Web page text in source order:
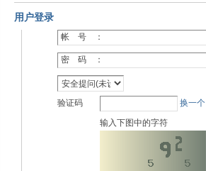
用户登录
帐 号 ：
密 码 ：
验证码
换一个
输入下图中的字符